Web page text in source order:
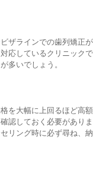
ザラインでの歯列矯正
応しているクリニック
多いでしょう。
を大幅に上回るほど高
認しておく必要があり
リング時に必ず尋ね、